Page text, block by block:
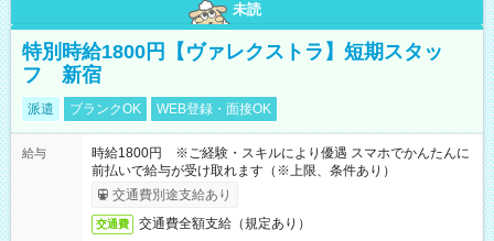
未読
特別時給1800円【ヴァレクストラ】短期スタッ
フ 新宿
派遣 ブランクOK WEB登録・面接OK
給与
時給1800円 ※ご経験・スキルにより優遇 スマホでかんたんに
前払いで給与が受け取れます（※上限、条件あり）
交通費別途支給あり
交通費 交通費全額支給（規定あり）